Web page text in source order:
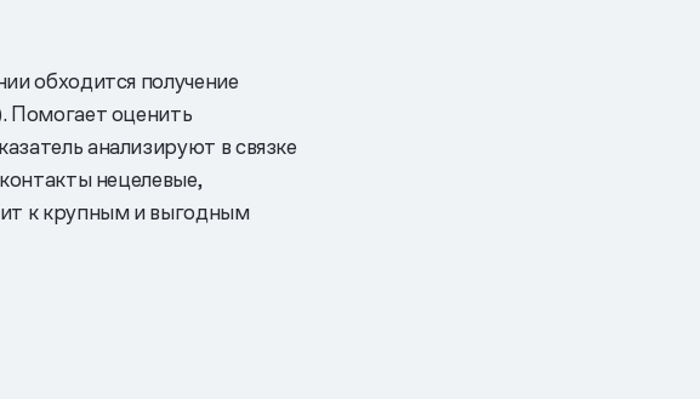
обходится получение
Помогает оценить
анализируют в связке
нецелевые,
к крупным и выгодным